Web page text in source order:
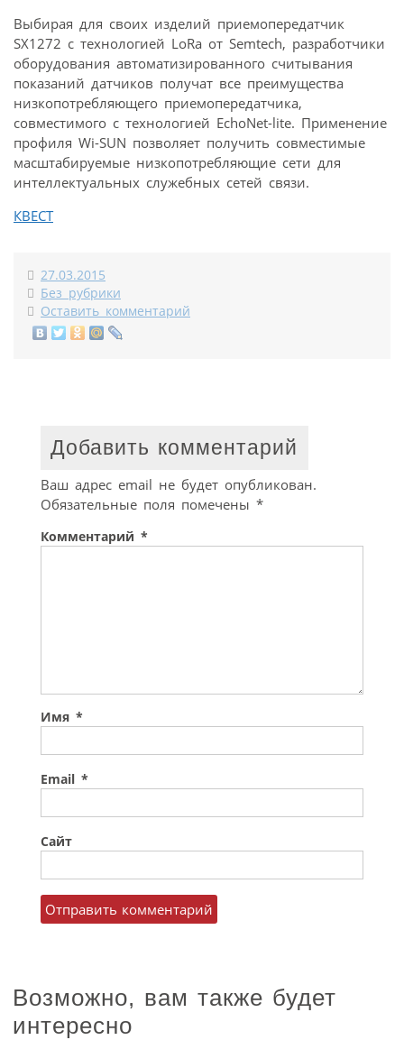
Выбирая для своих изделий приемопередатчик
SX1272 с технологией LoRa от Semtech, разработчики
оборудования автоматизированного считывания
показаний датчиков получат все преимущества
низкопотребляющего приемопередатчика,
совместимого с технологией EchoNet-lite. Применение
профиля Wi-SUN позволяет получить совместимые
масштабируемые низкопотребляющие сети для
интеллектуальных служебных сетей связи.
КВЕСТ
27.03.2015
Без рубрики
Оставить комментарий
Добавить комментарий
Ваш адрес email не будет опубликован.
Обязательные поля помечены *
Комментарий *
Имя *
Email *
Сайт
Возможно, вам также будет
интересно